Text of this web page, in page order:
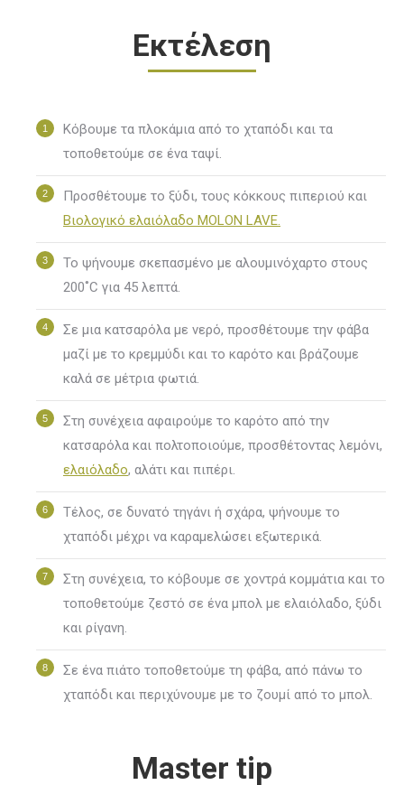
Εκτέλεση
Κόβουμε τα πλοκάμια από το χταπόδι και τα
τοποθετούμε σε ένα ταψί.
Προσθέτουμε το ξύδι, τους κόκκους πιπεριού και
Βιολογικό ελαιόλαδο MOLON LAVE.
Το ψήνουμε σκεπασμένο με αλουμινόχαρτο στους
200˚C για 45 λεπτά.
Σε μια κατσαρόλα με νερό, προσθέτουμε την φάβα
μαζί με το κρεμμύδι και το καρότο και βράζουμε
καλά σε μέτρια φωτιά.
Στη συνέχεια αφαιρούμε το καρότο από την
κατσαρόλα και πολτοποιούμε, προσθέτοντας λεμόνι,
ελαιόλαδο, αλάτι και πιπέρι.
Τέλος, σε δυνατό τηγάνι ή σχάρα, ψήνουμε το
χταπόδι μέχρι να καραμελώσει εξωτερικά.
Στη συνέχεια, το κόβουμε σε χοντρά κομμάτια και το
τοποθετούμε ζεστό σε ένα μπολ με ελαιόλαδο, ξύδι
και ρίγανη.
Σε ένα πιάτο τοποθετούμε τη φάβα, από πάνω το
χταπόδι και περιχύνουμε με το ζουμί από το μπολ.
Master tip